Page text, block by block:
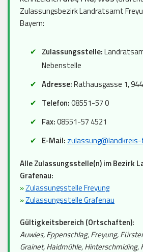
Zulassungsbezirk Landratsamt
Bayern:
Zulassungsstelle:
Nebenstelle
Adresse:Rathausgasse 1,
Telefon:08551-57 0
Fax:08551-57 4521
E-Mail:
Alle Zulassungsstelle(n) im Bezirk
Grafenau:
»Zulassungsstelle Freyung
»Zulassungsstelle Grafenau
Gültigkeitsbereich (Ortschaften):
Auwies, Eppenschlag, Freyung,
Grainet, Haidmühle, Hinterschmiding,